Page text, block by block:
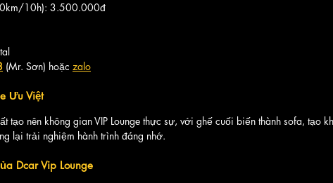
10h): 3.500.000đ
(Mr. Sơn) hoặc zalo
Ưu Việt
tạo nên không gian VIP Lounge thực sự, với ghế cuối biến thành sofa, tạo
lại trải nghiệm hành trình đáng nhớ.
Dcar Vip Lounge